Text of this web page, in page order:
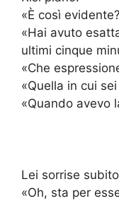
«È così
«Hai avuto
ultimi cinque
«Che
«Quella in cui
«Quando avevo
Lei sorrise
«Oh, sta per